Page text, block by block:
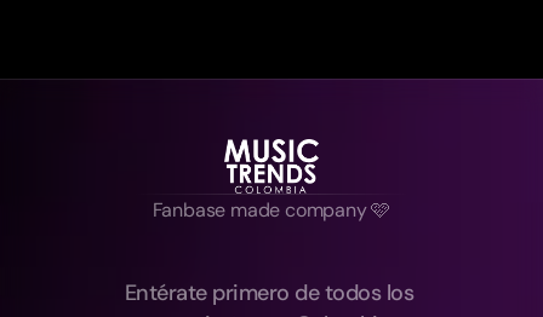
Fanbase made company 🩷
Entérate primero de todos los